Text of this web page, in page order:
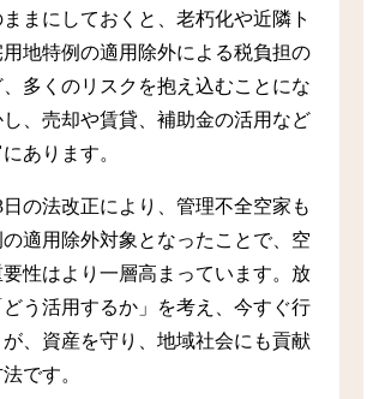
まにしておくと、老朽化や近隣ト
地特例の適用除外による税負担の
多くのリスクを抱え込むことにな
し、売却や賃貸、補助金の活用など
あります。
日の法改正により、管理不全空家も
適用除外対象となったことで、空
性はより一層高まっています。放
う活用するか」を考え、今すぐ行
、資産を守り、地域社会にも貢献
です。